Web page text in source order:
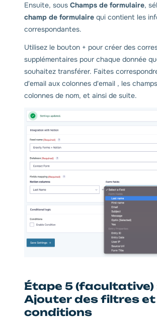
Ensuite, sous Champs de formulaire,
champ de formulaire qui contient les
correspondantes.
Utilisez le bouton + pour créer des
supplémentaires pour chaque donnée
souhaitez transférer. Faites
d'email aux colonnes d'email , les
colonnes de nom, et ainsi de suite.
Étape 5 (facultative)
Ajouter des filtres et
conditions